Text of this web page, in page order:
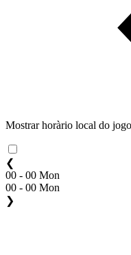
Mostrar horàrio local do jogo
❮
00 - 00 Mon
00 - 00 Mon
❯